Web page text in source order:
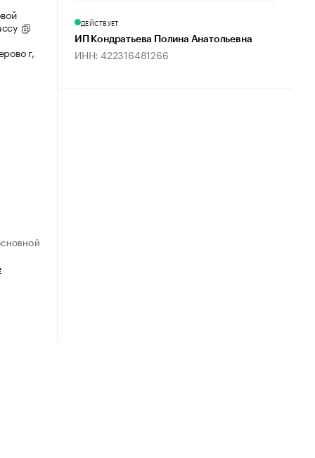
г,
ДЕЙСТВУЕТ
ИП Кондратьева Полина Анатольевна
ИНН: 422316481266